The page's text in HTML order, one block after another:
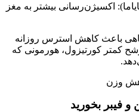
اکسیژن‌رسانی بیشتر به مغز
باعث کاهش استرس روزانه
کمتر کورتیزول، هورمونی که
و فیبر بخورید